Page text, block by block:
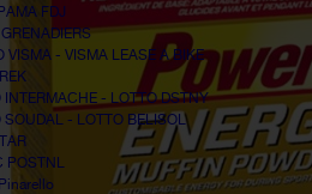
FDJ
GRENADIERS
VISMA - VISMA LEASE A BIKE
INTERMACHE - LOTTO DSTNY
SOUDAL - LOTTO BELISOL
POSTNL